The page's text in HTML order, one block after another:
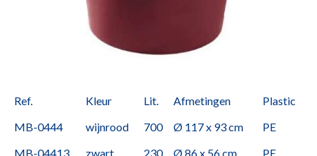
Ref. Kleur Lit. Afmetingen
Plastic
MB-0444
wijnrood 700 Ø 117 x 93 cm
PE
MB-04413
zwart 230 Ø 86 x 56 cm PE